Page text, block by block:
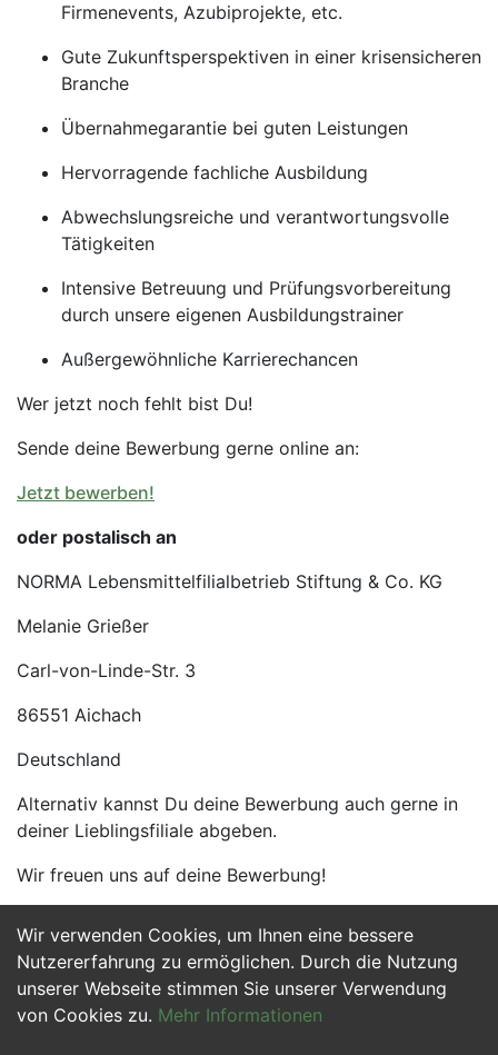
Wir verwenden Cookies, um Ihnen eine bessere
Nutzererfahrung zu ermöglichen. Durch die Nutzung
unserer Webseite stimmen Sie unserer Verwendung
von Cookies zu. Mehr Informationen
Firmenevents, Azubiprojekte, etc.
Gute Zukunftsperspektiven in einer krisensicheren
Branche
Übernahmegarantie bei guten Leistungen
Hervorragende fachliche Ausbildung
Abwechslungsreiche und verantwortungsvolle
Tätigkeiten
Intensive Betreuung und Prüfungsvorbereitung
durch unsere eigenen Ausbildungstrainer
Außergewöhnliche Karrierechancen
Wer jetzt noch fehlt bist Du!
Sende deine Bewerbung gerne online an:
Jetzt bewerben!
oder postalisch an
NORMA Lebensmittelfilialbetrieb Stiftung & Co. KG
Melanie Grießer
Carl-von-Linde-Str. 3
86551 Aichach
Deutschland
Alternativ kannst Du deine Bewerbung auch gerne in
deiner Lieblingsfiliale abgeben.
Wir freuen uns auf deine Bewerbung!
Jetzt Bewerben